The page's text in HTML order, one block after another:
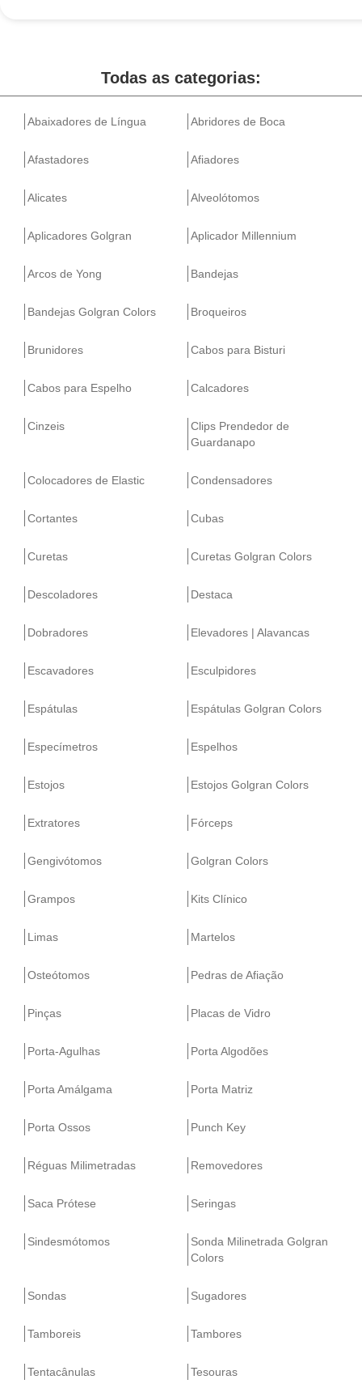
Todas as categorias:
Abaixadores de Língua Abridores de Boca
Afastadores Afiadores
Alicates Alveolótomos
Aplicadores Golgran Aplicador Millennium
Arcos de Yong Bandejas
Bandejas Golgran Colors Broqueiros
Brunidores Cabos para Bisturi
Cabos para Espelho Calcadores
Cinzeis
Clips Prendedor de
Guardanapo
Colocadores de Elastic Condensadores
Cortantes Cubas
Curetas Curetas Golgran Colors
Descoladores Destaca
Dobradores Elevadores | Alavancas
Escavadores Esculpidores
Espátulas Espátulas Golgran Colors
Especímetros Espelhos
Estojos Estojos Golgran Colors
Extratores Fórceps
Gengivótomos Golgran Colors
Grampos Kits Clínico
Limas Martelos
Osteótomos Pedras de Afiação
Pinças Placas de Vidro
Porta-Agulhas Porta Algodões
Porta Amálgama Porta Matriz
Porta Ossos Punch Key
Réguas Milimetradas Removedores
Saca Prótese Seringas
Sindesmótomos
Sonda Milinetrada Golgran
Colors
Sondas Sugadores
Tamboreis Tambores
Tentacânulas Tesouras